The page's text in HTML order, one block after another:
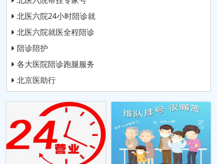
北医六院24小时陪诊就
北医六院就医全程陪诊
陪诊陪护
各大医院陪诊跑腿服务
北京医助行